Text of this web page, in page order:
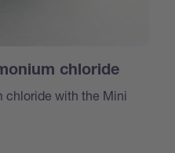
chloride
chloride with the Mini